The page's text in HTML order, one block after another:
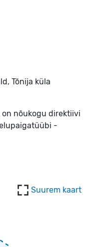
Tõnija küla
nõukogu direktiivi
-
Suurem kaart